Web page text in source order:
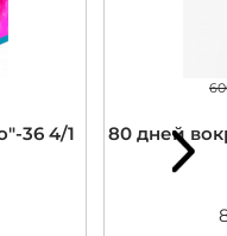
36 4/1
80 дней